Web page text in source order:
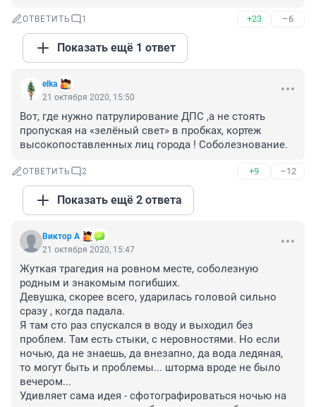
ОТВЕТИТЬ 1 +23 –6
Показать ещё 1 ответ
elka
21 октября 2020, 15:50
Вот, где нужно патрулирование ДПС ,а не стоять
пропуская на «зелёный свет» в пробках, кортеж
высокопоставленных лиц города ! Соболезнование.
ОТВЕТИТЬ 2 +9 –12
Показать ещё 2 ответа
Виктор А
21 октября 2020, 15:47
Жуткая трагедия на ровном месте, соболезную
родным и знакомым погибших.
Девушка, скорее всего, ударилась головой сильно
сразу , когда падала.
Я там сто раз спускался в воду и выходил без
проблем. Там есть стыки, с неровностями. Но если
ночью, да не знаешь, да внезапно, да вода ледяная,
то могут быть и проблемы... шторма вроде не было
вечером...
Удивляет сама идея - сфотографироваться ночью на